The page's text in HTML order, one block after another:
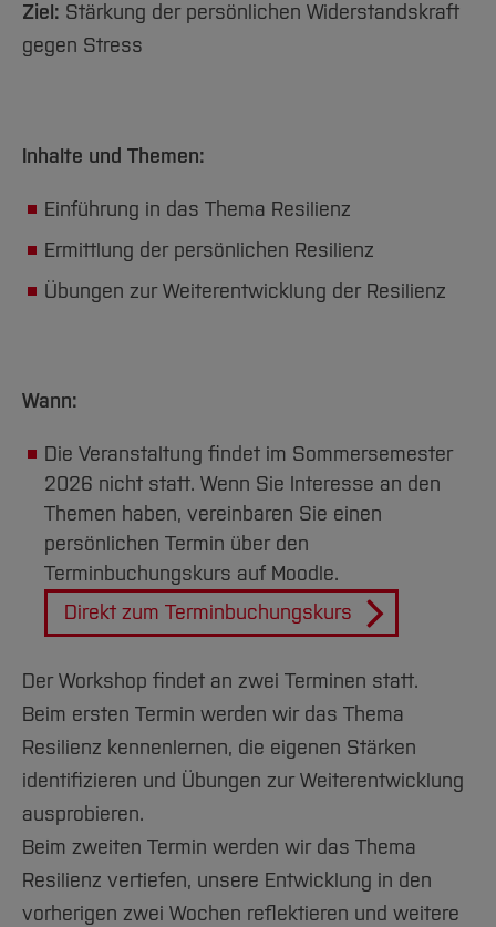
Arbeiten im FB G
Forschung und Projekte
International
Studiengänge
Studieninteressierte
Aktuelles
Studium
International
Team
Service
Amtliche Bekanntmachungen
Notfall-Infos
Familiengerechte Hochschule
Gleichstellung
Wahlen
Hochschulbibliothek
Hochschulkommunikation
qed-Stiftung
Zentrale Studienberatung
Ziel: Stärkung der persönlichen Widerstandskraft
gegen Stress
Inhalte und Themen:
Einführung in das Thema Resilienz
Ermittlung der persönlichen Resilienz
Übungen zur Weiterentwicklung der Resilienz
Wann:
Die Veranstaltung findet im Sommersemester
2026 nicht statt. Wenn Sie Interesse an den
Themen haben, vereinbaren Sie einen
persönlichen Termin über den
Terminbuchungskurs auf Moodle.
Direkt zum Terminbuchungskurs
Der Workshop findet an zwei Terminen statt.
Beim ersten Termin werden wir das Thema
Resilienz kennenlernen, die eigenen Stärken
identifizieren und Übungen zur Weiterentwicklung
ausprobieren.
Beim zweiten Termin werden wir das Thema
Resilienz vertiefen, unsere Entwicklung in den
vorherigen zwei Wochen reflektieren und weitere